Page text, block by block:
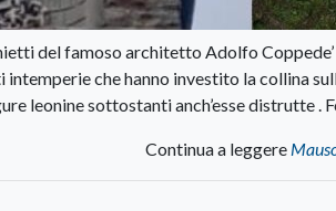
del famoso architetto Adolfo
intemperie che hanno investito la collina
leonine sottostanti anch’esse distrutte .
Continua a leggere